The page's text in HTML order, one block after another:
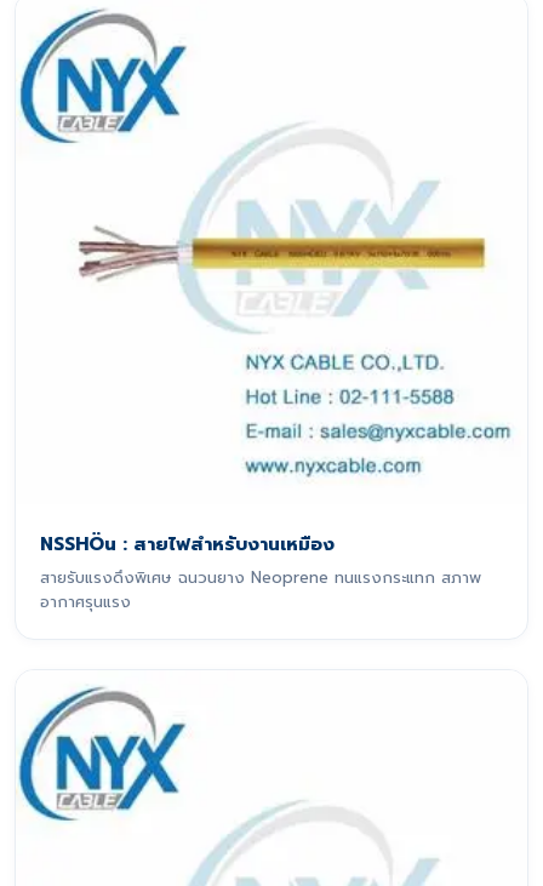
NSSHÖu : สายไฟสำหรับงานเหมือง
สายรับแรงดึงพิเศษ ฉนวนยาง Neoprene ทนแรงกระแทก สภาพ
อากาศรุนแรง